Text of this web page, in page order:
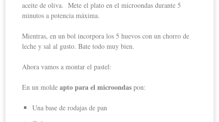
aceite de oliva. Mete el plato en el microondas durante 5
minutos a potencia máxima.
Mientras, en un bol incorpora los 5 huevos con un chorro de
leche y sal al gusto. Bate todo muy bien.
Ahora vamos a montar el pastel:
En un moldeapto para el microondas pon:
Una base de rodajas de pan